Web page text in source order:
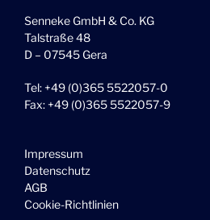
Senneke GmbH & Co. KG
Talstraße 48
D – 07545 Gera
Tel: +49 (0)365 5522057-0
Fax: +49 (0)365 5522057-9
Impressum
Datenschutz
AGB
Cookie-Richtlinien